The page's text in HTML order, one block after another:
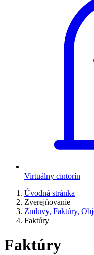
Virtuálny cintorín
Úvodná stránka
Zverejňovanie
Zmluvy, Faktúry,
Faktúry
Faktúry